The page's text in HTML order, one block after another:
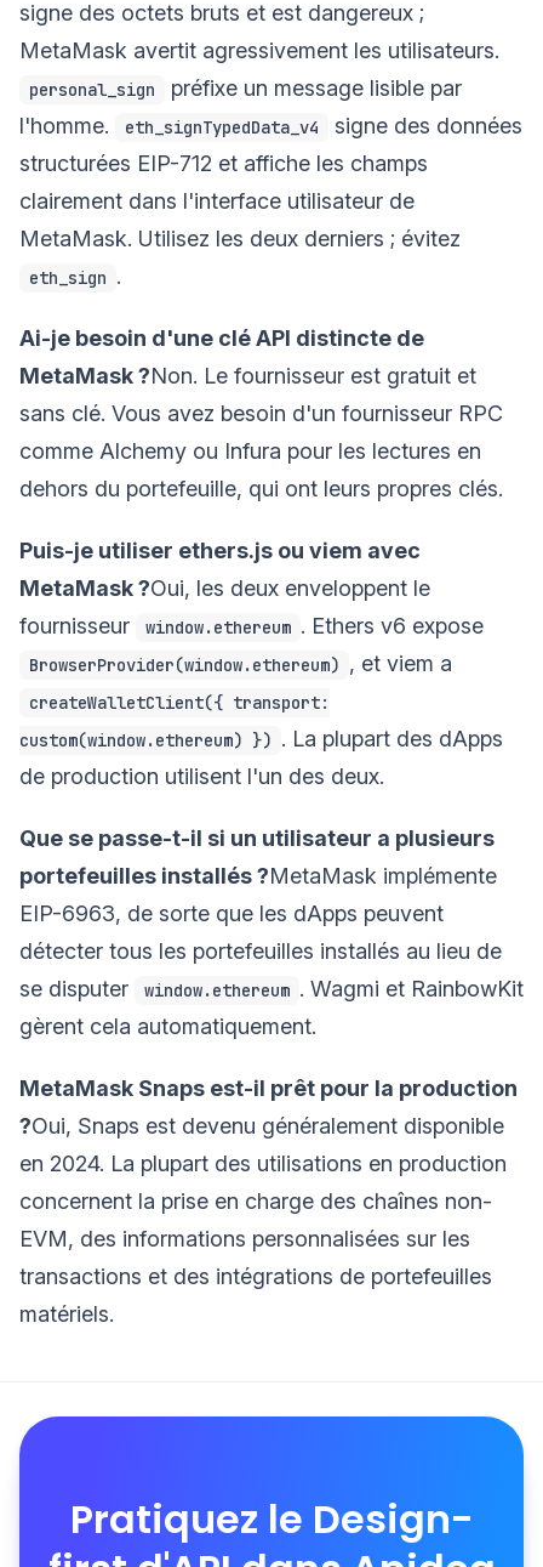
signe des octets bruts et est dangereux ;
MetaMask avertit agressivement les utilisateurs.
personal_sign
préfixe un message lisible par
l'homme.
eth_signTypedData_v4
signe des données
structurées EIP-712 et affiche les champs
clairement dans l'interface utilisateur de
MetaMask. Utilisez les deux derniers ; évitez
eth_sign .
Ai-je besoin d'une clé API distincte de
MetaMask ?Non. Le fournisseur est gratuit et
sans clé. Vous avez besoin d'un fournisseur RPC
comme Alchemy ou Infura pour les lectures en
dehors du portefeuille, qui ont leurs propres clés.
Puis-je utiliser ethers.js ou viem avec
MetaMask ?Oui, les deux enveloppent le
fournisseur
window.ethereum . Ethers v6 expose
BrowserProvider(window.ethereum) , et viem a
createWalletClient({ transport:
custom(window.ethereum) }) . La plupart des dApps
de production utilisent l'un des deux.
Que se passe-t-il si un utilisateur a plusieurs
portefeuilles installés ?MetaMask implémente
EIP-6963, de sorte que les dApps peuvent
détecter tous les portefeuilles installés au lieu de
se disputer
window.ethereum . Wagmi et RainbowKit
gèrent cela automatiquement.
MetaMask Snaps est-il prêt pour la production
?Oui, Snaps est devenu généralement disponible
en 2024. La plupart des utilisations en production
concernent la prise en charge des chaînes non-
EVM, des informations personnalisées sur les
transactions et des intégrations de portefeuilles
matériels.
Pratiquez le Design-